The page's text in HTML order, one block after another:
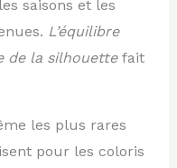
saisons et les
L’équilibre
de la silhouettefait
les plus rares
pour les coloris